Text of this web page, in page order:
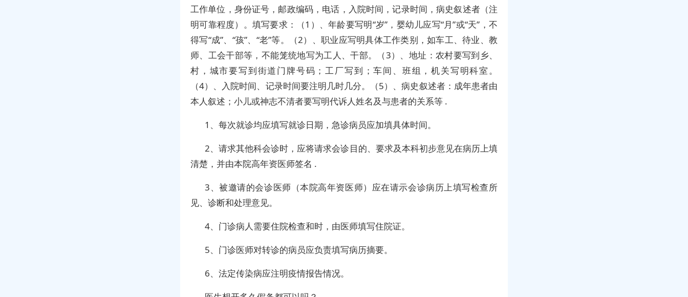
工作单位，身份证号，邮政编码，电话，入院时间，记录时间，病史叙述者（注
明可靠程度）。填写要求：（1）、年龄要写明“岁”，婴幼儿应写“月”或“天”，不
得写“成”、“孩”、“老”等。（2）、职业应写明具体工作类别，如车工、待业、教
师、工会干部等，不能笼统地写为工人、干部。（3）、地址：农村要写到乡、
村，城市要写到街道门牌号码；工厂写到；车间、班组，机关写明科室。
（4）、入院时间、记录时间要注明几时几分。（5）、病史叙述者：成年患者由
本人叙述；小儿或神志不清者要写明代诉人姓名及与患者的关系等 .
1、每次就诊均应填写就诊日期，急诊病员应加填具体时间。
2、请求其他科会诊时，应将请求会诊目的、要求及本科初步意见在病历上填
清楚，并由本院高年资医师签名 .
3、被邀请的会诊医师（本院高年资医师）应在请示会诊病历上填写检查所
见、诊断和处理意见。
4、门诊病人需要住院检查和时，由医师填写住院证。
5、门诊医师对转诊的病员应负责填写病历摘要。
6、法定传染病应注明疫情报告情况。